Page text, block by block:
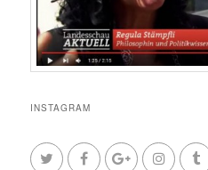
INSTAGRAM